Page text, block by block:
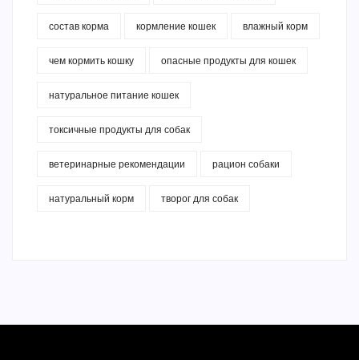
состав корма кормление кошек влажный корм
чем кормить кошку опасные продукты для кошек
натуральное питание кошек
токсичные продукты для собак
ветеринарные рекомендации рацион собаки
натуральный корм творог для собак